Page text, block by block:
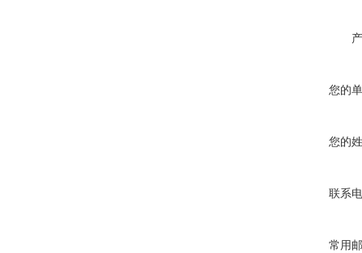
您的
您的
联系
常用